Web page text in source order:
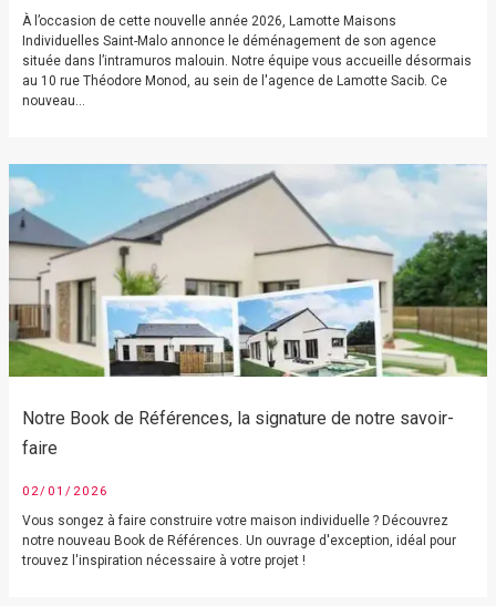
À l’occasion de cette nouvelle année 2026, Lamotte Maisons
Individuelles Saint-Malo annonce le déménagement de son agence
située dans l’intramuros malouin. Notre équipe vous accueille désormais
au 10 rue Théodore Monod, au sein de l'agence de Lamotte Sacib. Ce
nouveau...
Notre Book de Références, la signature de notre savoir-
faire
02/01/2026
Vous songez à faire construire votre maison individuelle ? Découvrez
notre nouveau Book de Références. Un ouvrage d'exception, idéal pour
trouvez l'inspiration nécessaire à votre projet !